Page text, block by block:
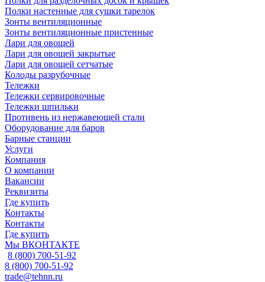
Полки настенные для сушки тарелок
Зонты вентиляционные
Зонты вентиляционные пристенные
Лари для овощей
Лари для овощей закрытые
Лари для овощей сетчатые
Колоды разрубочные
Тележки
Тележки сервировочные
Тележки шпильки
Противень из нержавеющей стали
Оборудование для баров
Барные станции
Услуги
Компания
О компании
Вакансии
Реквизиты
Где купить
Контакты
Контакты
Где купить
Мы ВКОНТАКТЕ
8 (800) 700-51-92
8 (800) 700-51-92
trade@tehnn.ru